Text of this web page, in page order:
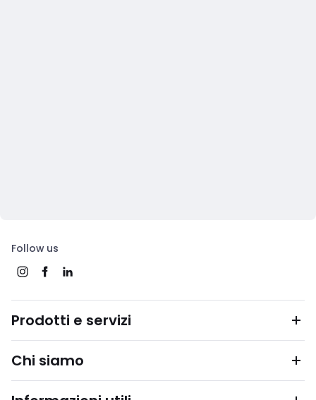
Follow us
Prodotti e servizi
Chi siamo